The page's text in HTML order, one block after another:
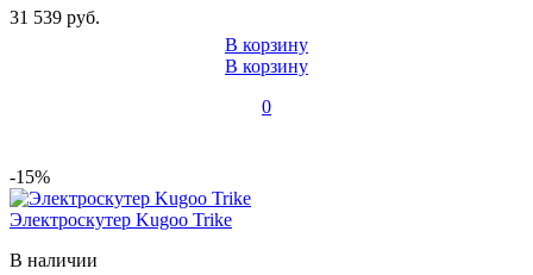
31 539 руб.
В корзину
В корзину
0
-15%
Электроскутер Kugoo Trike
В наличии